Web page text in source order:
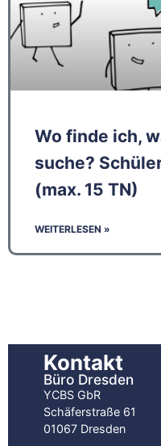
Wo finde ich,
suche?
(max. 15 TN)
WEITERLESEN »
Kontakt
Büro Dresden
YCBS GbR
Schäferstraße 61
01067 Dresden